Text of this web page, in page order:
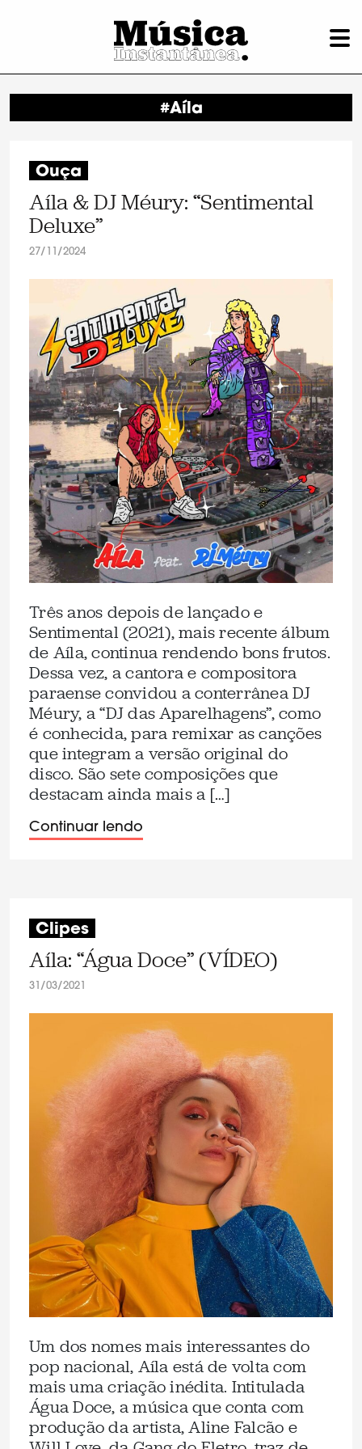
#Aíla
Ouça
Aíla & DJ Méury: “Sentimental
Deluxe”
27/11/2024
Três anos depois de lançado e
Sentimental (2021), mais recente álbum
de Aíla, continua rendendo bons frutos.
Dessa vez, a cantora e compositora
paraense convidou a conterrânea DJ
Méury, a “DJ das Aparelhagens”, como
é conhecida, para remixar as canções
que integram a versão original do
disco. São sete composições que
destacam ainda mais a […]
Continuar lendo
Clipes
Aíla: “Água Doce” (VÍDEO)
31/03/2021
Um dos nomes mais interessantes do
pop nacional, Aíla está de volta com
mais uma criação inédita. Intitulada
Água Doce, a música que conta com
produção da artista, Aline Falcão e